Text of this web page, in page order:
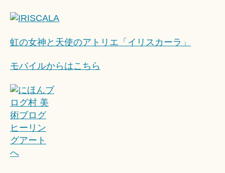
虹の女神と天使のアトリエ「イリスカーラ」
モバイルからはこちら